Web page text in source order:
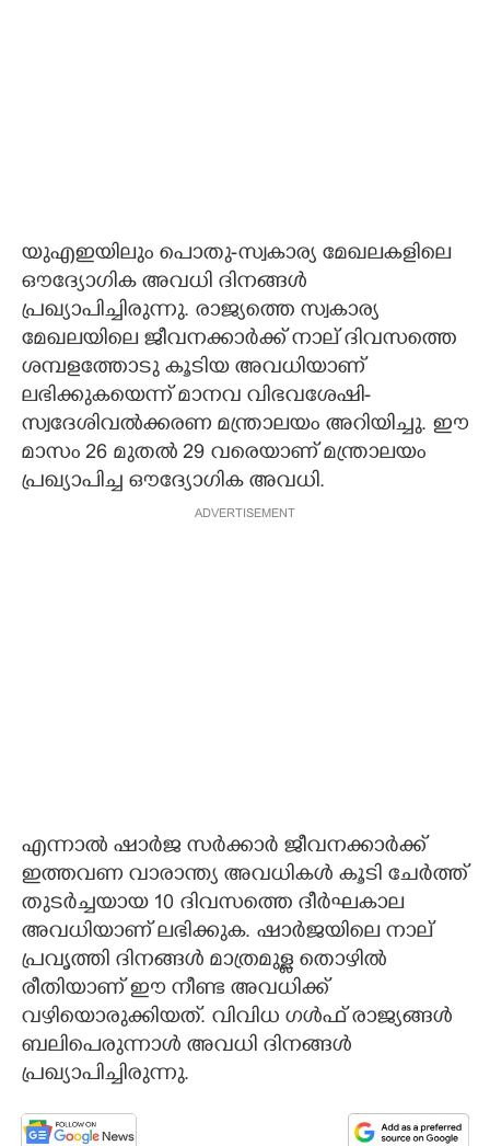
യുഎഇയിലും പൊതു-സ്വകാര്യ മേഖലകളിലെ
ഔദ്യോഗിക അവധി ദിനങ്ങള്‍
പ്രഖ്യാപിച്ചിരുന്നു. രാജ്യത്തെ സ്വകാര്യ
മേഖലയിലെ ജീവനക്കാര്‍ക്ക് നാല് ദിവസത്തെ
ശമ്പളത്തോടു കൂടിയ അവധിയാണ്
ലഭിക്കുകയെന്ന് മാനവ വിഭവശേഷി-
സ്വദേശിവല്‍ക്കരണ മന്ത്രാലയം അറിയിച്ചു. ഈ
മാസം 26 മുതല്‍ 29 വരെയാണ് മന്ത്രാലയം
പ്രഖ്യാപിച്ച ഔദ്യോഗിക അവധി.
ADVERTISEMENT
എന്നാല്‍ ഷാര്‍ജ സര്‍ക്കാര്‍ ജീവനക്കാര്‍ക്ക്
ഇത്തവണ വാരാന്ത്യ അവധികള്‍ കൂടി ചേര്‍ത്ത്
തുടര്‍ച്ചയായ 10 ദിവസത്തെ ദീര്‍ഘകാല
അവധിയാണ് ലഭിക്കുക. ഷാര്‍ജയിലെ നാല്
പ്രവൃത്തി ദിനങ്ങള്‍ മാത്രമുള്ള തൊഴില്‍
രീതിയാണ് ഈ നീണ്ട അവധിക്ക്
വഴിയൊരുക്കിയത്. വിവിധ ഗള്‍ഫ് രാജ്യങ്ങള്‍
ബലിപെരുന്നാള്‍ അവധി ദിനങ്ങള്‍
പ്രഖ്യാപിച്ചിരുന്നു.